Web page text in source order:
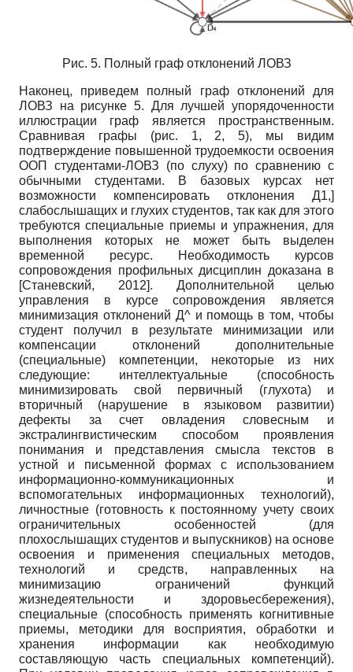
Рис. 5. Полный граф отклонений ЛОВЗ
Наконец, приведем полный граф отклонений для
ЛОВЗ на рисунке 5. Для лучшей упорядоченности
иллюстрации граф является пространственным.
Сравнивая графы (рис. 1, 2, 5), мы видим
подтверждение повышенной трудоемкости освоения
ООП студентами-ЛОВЗ (по слуху) по сравнению с
обычными студентами. В базовых курсах нет
возможности компенсировать отклонения Д1,]
слабослышащих и глухих студентов, так как для этого
требуются специальные приемы и упражнения, для
выполнения которых не может быть выделен
временной ресурс. Необходимость курсов
сопровождения профильных дисциплин доказана в
[Станевский, 2012]. Дополнительной целью
управления в курсе сопровождения является
минимизация отклонений Д^ и помощь в том, чтобы
студент получил в результате минимизации или
компенсации отклонений дополнительные
(специальные) компетенции, некоторые из них
следующие: интеллектуальные (способность
минимизировать свой первичный (глухота) и
вторичный (нарушение в языковом развитии)
дефекты за счет овладения словесным и
экстралингвистическим способом проявления
понимания и представления смысла текстов в
устной и письменной формах с использованием
информационно-коммуникационных и
вспомогательных информационных технологий),
личностные (готовность к постоянному учету своих
ограничительных особенностей (для
плохослышащих студентов и выпускников) на основе
освоения и применения специальных методов,
технологий и средств, направленных на
минимизацию ограничений функций
жизнедеятельности и здоровьесбережения),
специальные (способность применять когнитивные
приемы, методики для восприятия, обработки и
хранения информации как необходимую
составляющую часть специальных компетенций).